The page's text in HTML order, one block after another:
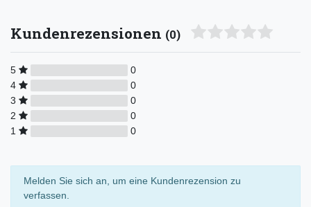
Kundenrezensionen (0)
5
0
4
0
3
0
2
0
1
0
Melden Sie sich an, um eine Kundenrezension zu
verfassen.